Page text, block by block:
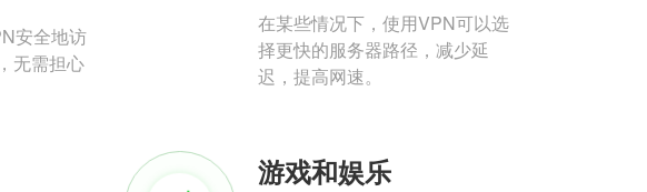
安全地访
无需担心
在某些情况下，使用VPN可以选
择更快的服务器路径，减少延
迟，提高网速。
游戏和娱乐